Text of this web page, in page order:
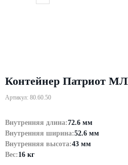
Контейнер Патриот
Артикул: 80.60.50
Внутренняя длина:72.6 мм
Внутренняя ширина:52.6 мм
Внутренняя высота:43 мм
Вес:16 кг